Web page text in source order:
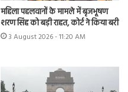
महिला पहलवानों के मामले में बृजभूषण
शरण सिंह को बड़ी राहत, कोर्ट ने किया बरी
3 August 2026 - 11:20 AM